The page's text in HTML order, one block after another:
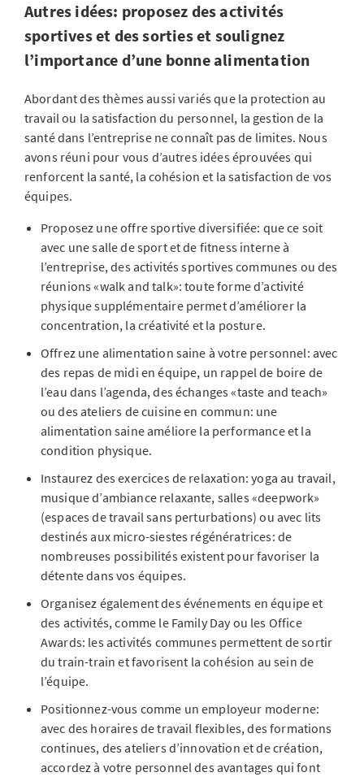
Autres idées: proposez des activités
sportives et des sorties et soulignez
l’importance d’une bonne alimentation
Abordant des thèmes aussi variés que la protection au
travail ou la satisfaction du personnel, la gestion de la
santé dans l’entreprise ne connaît pas de limites. Nous
avons réuni pour vous d’autres idées éprouvées qui
renforcent la santé, la cohésion et la satisfaction de vos
équipes.
Proposez une offre sportive diversifiée: que ce soit
avec une salle de sport et de fitness interne à
l’entreprise, des activités sportives communes ou des
réunions «walk and talk»: toute forme d’activité
physique supplémentaire permet d’améliorer la
concentration, la créativité et la posture.
Offrez une alimentation saine à votre personnel: avec
des repas de midi en équipe, un rappel de boire de
l’eau dans l’agenda, des échanges «taste and teach»
ou des ateliers de cuisine en commun: une
alimentation saine améliore la performance et la
condition physique.
Instaurez des exercices de relaxation: yoga au travail,
musique d’ambiance relaxante, salles «deepwork»
(espaces de travail sans perturbations) ou avec lits
destinés aux micro-siestes régénératrices: de
nombreuses possibilités existent pour favoriser la
détente dans vos équipes.
Organisez également des événements en équipe et
des activités, comme le Family Day ou les Office
Awards: les activités communes permettent de sortir
du train-train et favorisent la cohésion au sein de
l’équipe.
Positionnez-vous comme un employeur moderne:
avec des horaires de travail flexibles, des formations
continues, des ateliers d’innovation et de création,
accordez à votre personnel des avantages qui font